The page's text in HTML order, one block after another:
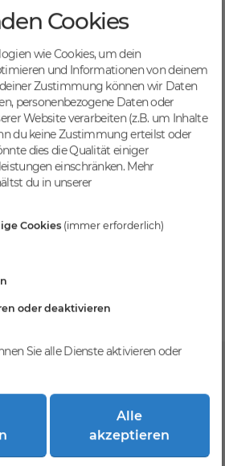
entwickelt, mit
für effizientes Management
€ 4,99. Je nach deinem Tier-
falls anwendbar
Orders werden nach dem
Cookies
wie Cookies, um dein
und Informationen von deinem
Zustimmung können wir Daten
personenbezogene Daten oder
Website verarbeiten (z.B. um Inhalte
du keine Zustimmung erteilst oder
dies die Qualität einiger
einschränken. Mehr
du in unserer
Cookies (immer erforderlich)
oder deaktivieren
Sie alle Dienste aktivieren oder
Alle
akzeptieren